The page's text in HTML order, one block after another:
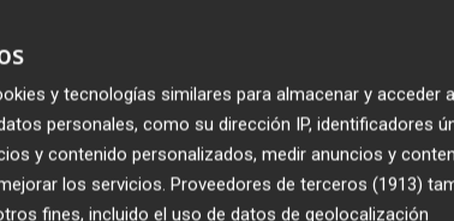
4
para la puesta en marcha de la
en ese sentido del
Administración Pública la licencia
aparcamiento en el 9 d'Octubre, el
y tecnologías similares para almacenar y acceder a
personales, como su dirección IP, identificadores
y contenido personalizados, medir anuncios y
los servicios. Proveedores de terceros (1913)
fines, incluido el uso de datos de geolocalización